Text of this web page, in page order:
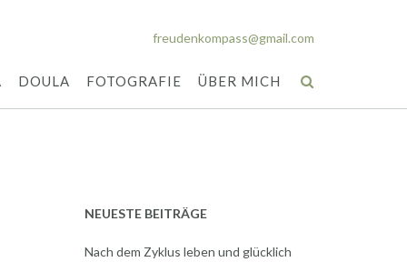
freudenkompass@gmail.com
DOULA FOTOGRAFIE ÜBER MICH
NEUESTE BEITRÄGE
Nach dem Zyklus leben und glücklich